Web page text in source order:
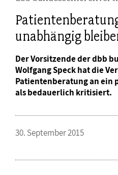
unabhängig
Der Vorsitzende der dbb
Wolfgang Speck hat die
Patientenberatung an ein
als bedauerlich kritisiert.
30. September 2015